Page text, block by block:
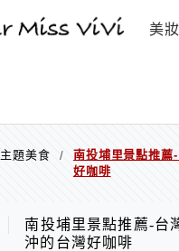
美
主題美食 /
南投埔里景點推薦
好咖啡
南投埔里景點推薦-台
沖的台灣好咖啡